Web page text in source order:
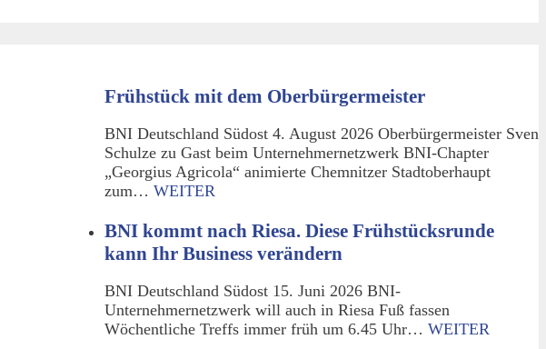
Frühstück mit dem Oberbürgermeister
BNI Deutschland Südost 4. August 2026 Oberbürgermeister Sven
Schulze zu Gast beim Unternehmernetzwerk BNI-Chapter
„Georgius Agricola“ animierte Chemnitzer Stadtoberhaupt
zum… WEITER
BNI kommt nach Riesa. Diese Frühstücksrunde
kann Ihr Business verändern
BNI Deutschland Südost 15. Juni 2026 BNI-
Unternehmernetzwerk will auch in Riesa Fuß fassen
Wöchentliche Treffs immer früh um 6.45 Uhr… WEITER